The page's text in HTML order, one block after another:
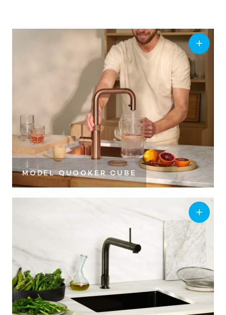
DI
09:00 – 17:00
09:00 – 21:00
09:00 – 17:00
MODEL QUOOKER CUBE